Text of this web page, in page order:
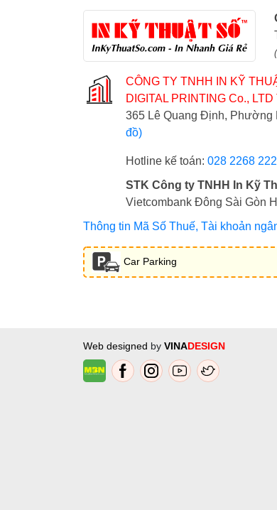
CÔNG TY TNHH IN KỸ
DIGITAL PRINTING Co., LTD
365 Lê Quang Định, Phường
đồ)
Hotline kế toán: 028 2268
STK Công ty TNHH In Kỹ
Vietcombank Đông Sài Gòn
Thông tin Mã Số Thuế, Tài khoản
Car Parking
Web designed by VINADESIGN